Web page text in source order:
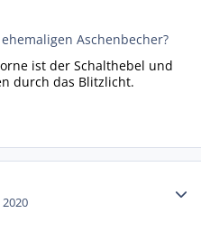
Aschenbecher?
ist der Schalthebel und
durch das Blitzlicht.